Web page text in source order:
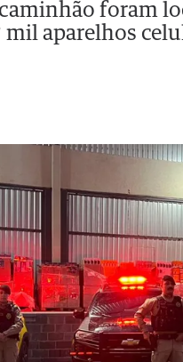
foram
mil aparelhos